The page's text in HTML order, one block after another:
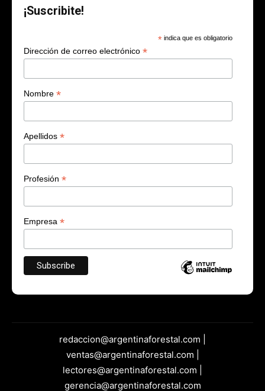
¡Suscribite!
* indica que es obligatorio
Dirección de correo electrónico *
Nombre *
Apellidos *
Profesión *
Empresa *
redaccion@argentinaforestal.com |
ventas@argentinaforestal.com |
lectores@argentinaforestal.com |
gerencia@argentinaforestal.com